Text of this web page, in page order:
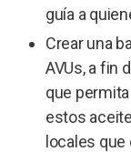
guía a
Crear una
AVUs, a fin
que
estos
locales